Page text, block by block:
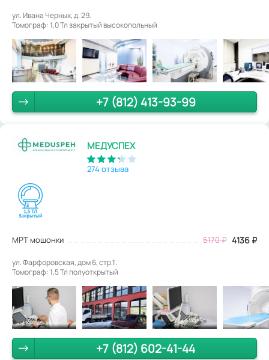
ул. Ивана Черных, д. 29.
Томограф: 1,0 Тл закрытый высокопольный
+7 (812) 413-93-99
МЕДУСПЕХ
274 отзыва
МРТ мошонки 5170₽ 4136 ₽
ул. Фарфоровская, дом 6, стр.1.
Томограф: 1,5 Тл полуоткрытый
+7 (812) 602-41-44